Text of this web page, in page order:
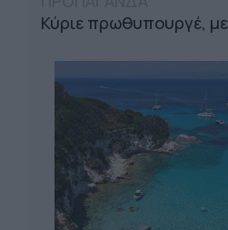
Κύριε πρωθυπουργέ,